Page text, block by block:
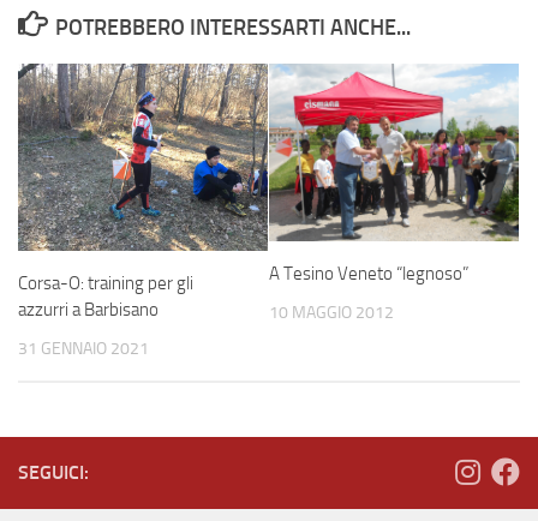
POTREBBERO INTERESSARTI ANCHE...
Corsa-O: training per gli
azzurri a Barbisano
31 GENNAIO 2021
A Tesino Veneto “legnoso”
10 MAGGIO 2012
SEGUICI: